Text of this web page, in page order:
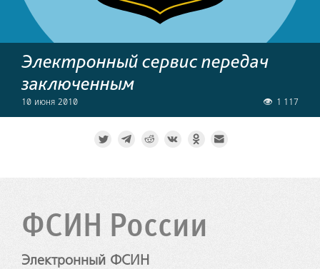
Электронный сервис передач
заключенным
10 июня 2010 1 117
ФСИН России
Электронный ФСИН